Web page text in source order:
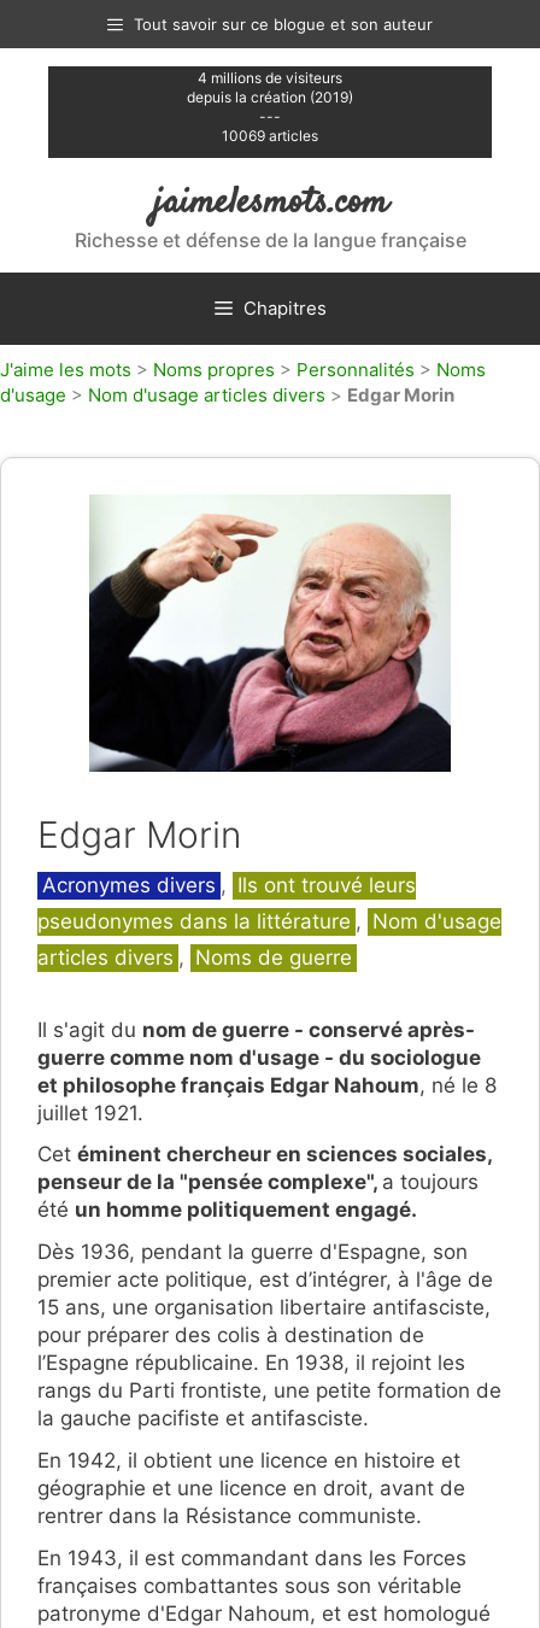
contenu
Tout savoir sur ce blogue et son auteur
4 millions de visiteurs
depuis la création (2019)
---
10069 articles
jaimelesmots.com
Richesse et défense de la langue française
Chapitres
J'aime les mots > Noms propres > Personnalités > Noms
d'usage > Nom d'usage articles divers > Edgar Morin
Edgar Morin
Catégories
Acronymes divers , Ils ont trouvé leurs
pseudonymes dans la littérature , Nom d'usage
articles divers , Noms de guerre
Il s'agit du nom de guerre - conservé après-
guerre comme nom d'usage - du sociologue
et philosophe français Edgar Nahoum, né le 8
juillet 1921.
Cet éminent chercheur en sciences sociales,
penseur de la "pensée complexe", a toujours
été un homme politiquement engagé.
Dès 1936, pendant la guerre d'Espagne, son
premier acte politique, est d’intégrer, à l'âge de
15 ans, une organisation libertaire antifasciste,
pour préparer des colis à destination de
l’Espagne républicaine. En 1938, il rejoint les
rangs du Parti frontiste, une petite formation de
la gauche pacifiste et antifasciste.
En 1942, il obtient une licence en histoire et
géographie et une licence en droit, avant de
rentrer dans la Résistance communiste.
En 1943, il est commandant dans les Forces
françaises combattantes sous son véritable
patronyme d'Edgar Nahoum, et est homologué